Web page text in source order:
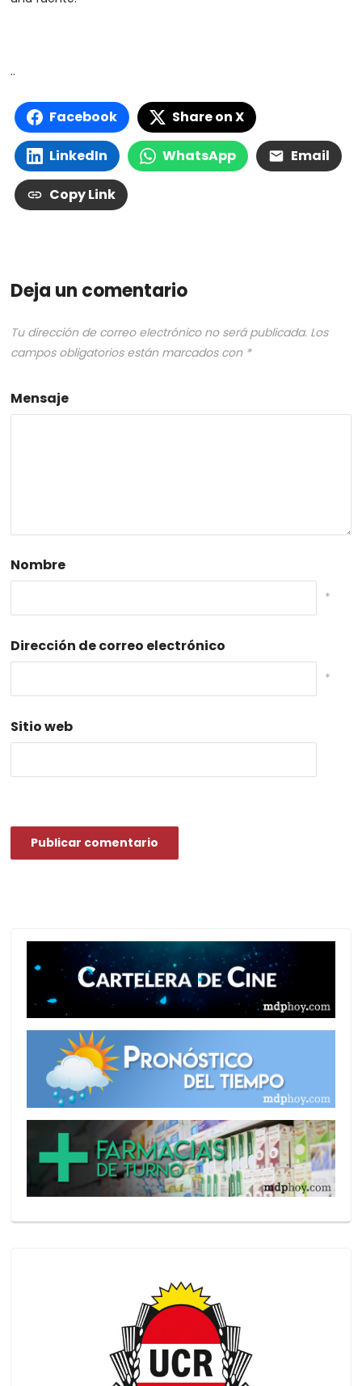
..
Facebook Share on X
LinkedIn WhatsApp Email
Copy Link
Deja un comentario
Tu dirección de correo electrónico no será publicada. Los
campos obligatorios están marcados con *
Mensaje
Nombre
*
Dirección de correo electrónico
*
Sitio web